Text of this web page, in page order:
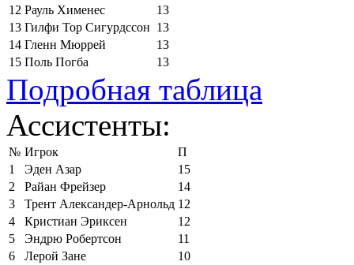
12 Рауль Хименес
13
13 Гилфи Тор Сигурдссон 13
14 Гленн Мюррей
13
15 Поль Погба 13
Подробная таблица
Ассистенты:
№ Игрок
П
1
Эден Азар
15
2
Райан Фрейзер
14
3
Трент Александер-Арнольд 12
4
Кристиан Эриксен
12
5
Эндрю Робертсон
11
6
Лерой Зане
10